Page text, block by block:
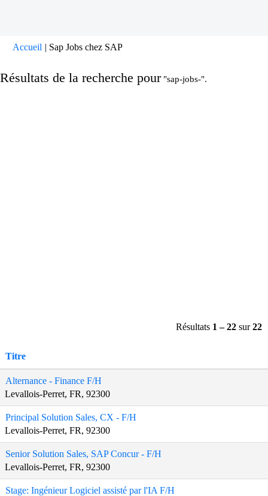
Accueil | Sap Jobs chez SAP(page
Résultats de la recherche pour"sap-jobs-".
Résultats 1 – 22 sur22
Titre
Alternance - Finance F/H
Levallois-Perret, FR, 92300
Principal Solution Sales, CX - F/H
Levallois-Perret, FR, 92300
Senior Solution Sales, SAP Concur - F/H
Levallois-Perret, FR, 92300
Stage: Ingénieur Logiciel assisté par l'IA F/H